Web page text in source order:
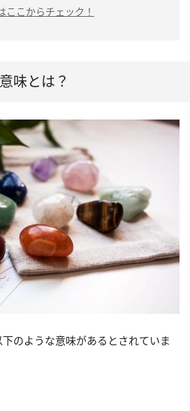
こからチェック！
味とは？
のような意味があるとされていま